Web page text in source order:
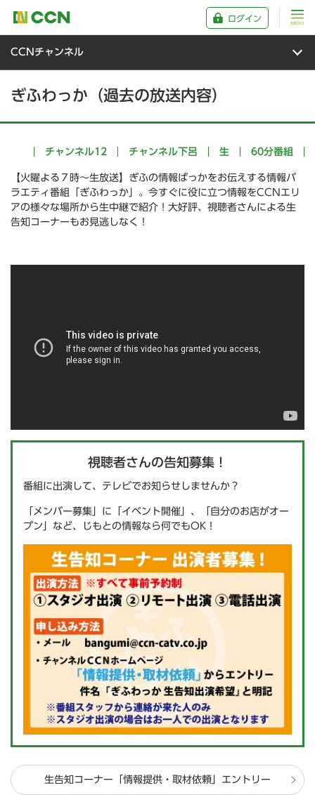
ログイン
CCNチャンネル
ぎふわっか（過去の放送内容）
チャンネル12 チャンネル下呂 生 60分番組
【火曜よる７時～生放送】ぎふの情報ばっかをお伝えする情報バ
ラエティ番組「ぎふわっか」。今すぐに役に立つ情報をCCNエリ
アの様々な場所から生中継で紹介！大好評、視聴者さんによる生
告知コーナーもお見逃しなく！
視聴者さんの告知募集！
番組に出演して、テレビでお知らせしませんか？
「メンバー募集」に「イベント開催」、「自分のお店がオー
プン」など、じもとの情報なら何でもOK！
生告知コーナー「情報提供・取材依頼」エントリー